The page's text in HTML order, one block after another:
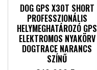
DOG GPS X30T SHORT
PROFESSZIONÁLIS
HELYMEGHATÁROZÓ GPS
ELEKTROMOS NYAKÖRV
DOGTRACE NARANCS
SZÍNŰ